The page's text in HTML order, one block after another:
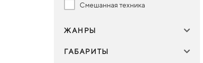
Смешанная техника
ЖАНРЫ
ГАБАРИТЫ